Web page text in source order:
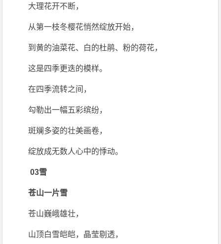
大理花开不断，
从第一枝冬樱花悄然绽放开始，
到黄的油菜花、白的杜鹃、粉的荷花，
这是四季更迭的模样。
在四季流转之间，
勾勒出一幅五彩缤纷，
斑斓多姿的壮美画卷，
绽放成无数人心中的悸动。
03雪
苍山一片雪
苍山巍峨雄壮，
山顶白雪皑皑，晶莹剔透，